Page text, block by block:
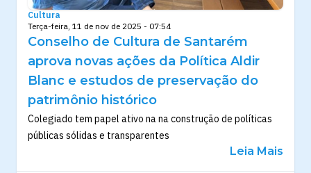
Cultura
Terça-feira, 11 de nov de 2025 - 07:54
Conselho de Cultura de Santarém
aprova novas ações da Política Aldir
Blanc e estudos de preservação do
patrimônio histórico
Colegiado tem papel ativo na na construção de políticas
públicas sólidas e transparentes
Leia Mais